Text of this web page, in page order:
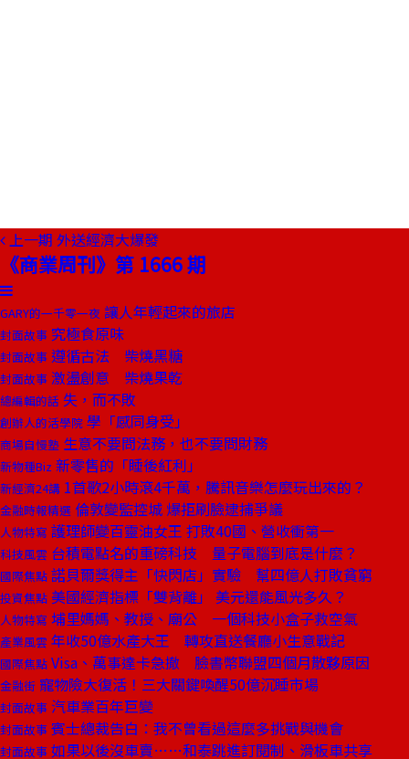
上一期 外送經濟大爆發
《商業周刊》第 1666 期
GARY的一千零一夜 讓人年輕起來的旅店
封面故事 究極食原味
封面故事 遵循古法 柴燒黑糖
封面故事 激盪創意 柴燒果乾
總編輯的話 失，而不敗
創辦人的活學院 學「感同身受」
商場自慢塾 生意不要問法務，也不要問財務
新物種Biz 新零售的「睡後紅利」
新經濟24講 1首歌2小時滾4千萬，騰訊音樂怎麼玩出來的？
金融時報精選 倫敦變監控城 爆拒刷臉逮捕爭議
人物特寫 護理師變百靈油女王 打敗40國、營收衝第一
科技風雲 台積電點名的重磅科技 量子電腦到底是什麼？
國際焦點 諾貝爾獎得主「快閃店」實驗 幫四億人打敗貧窮
投資焦點 美國經濟指標「雙背離」 美元還能風光多久？
人物特寫 埔里媽媽、教授、廟公 一個科技小盒子救空氣
產業風雲 年收50億水產大王 轉攻直送餐廳小生意戰記
國際焦點 Visa、萬事達卡急撤 臉書幣聯盟四個月散夥原因
金融街 寵物險大復活！三大關鍵喚醒50億沉睡市場
封面故事 汽車業百年巨變
封面故事 賓士總裁告白：我不曾看過這麼多挑戰與機會
封面故事 如果以後沒車賣……和泰跳進訂閱制、滑板車共享